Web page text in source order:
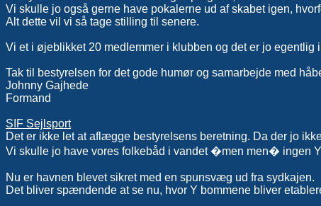
Vi skulle jo også gerne have pokalerne ud af skabet igen,
Alt dette vil vi så tage stilling til senere.
Vi et i øjeblikket 20 medlemmer i klubben og det er jo
Tak til bestyrelsen for det gode humør og samarbejde med
Johnny Gajhede
Formand
SIF Sejlsport
Det er ikke let at aflægge bestyrelsens beretning. Da der jo
Vi skulle jo have vores folkebåd i vandet �men men� ingen
Nu er havnen blevet sikret med en spunsvæg ud fra sydkajen.
Det bliver spændende at se nu, hvor Y bommene bliver